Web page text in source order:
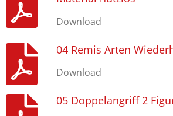
Download
04 Remis Arten
Download
05 Doppelangriff 2